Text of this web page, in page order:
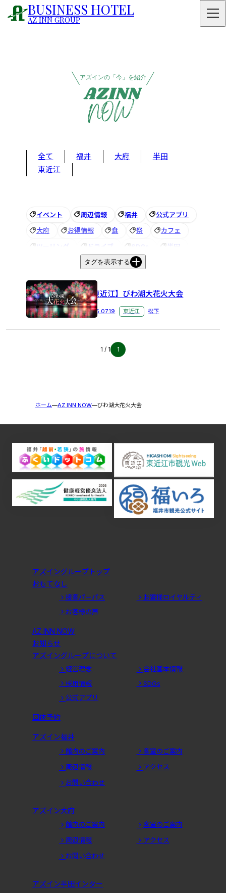
BUSINESS HOTEL
AZ INN GROUP
アズインの「今」を紹介
全て 福井 大府
半田
東近江
イベント 周辺情報 福井
公式アプリ
大府
お得情報 食 祭
カフェ
ツーリング
ドライブ SDGs
半田
お土産 滋賀
ビジネスホテル
観光 朝食
朝食バイキング
祭り
アズイン 夏休み
お祭り
アズイン福井
＃電話応対
イルミネーション
アンケート
ロールケーキ
ウィンタースポーツ
東近江市
米原市
＃禁煙 ＃ひな人形
大府市
マットレス ツインルーム
ビジホ
福井駅 無料朝食
大浴場付き
大野市 ひなまつり
桜
ランブリング
駐車場 伝統芸能
特典
ホームページ
お花
夏の風物詩
アズイン東近江
タグを表示する
【東近江】びわ湖大花火大会
2025.07.19 東近江 松下
1 / 1 1
ホーム AZ INN NOW びわ湖大花火大会
アズイングループトップ
おもてなし
接客パーパス
お客様ロイヤルティ
お客様の声
AZ INN NOW
お知らせ
アズイングループについて
経営理念
会社基本情報
採用情報
SDGs
公式アプリ
団体予約
アズイン福井
館内のご案内
客室のご案内
周辺情報
アクセス
お問い合わせ
アズイン大府
館内のご案内
客室のご案内
周辺情報
アクセス
お問い合わせ
アズイン半田インター